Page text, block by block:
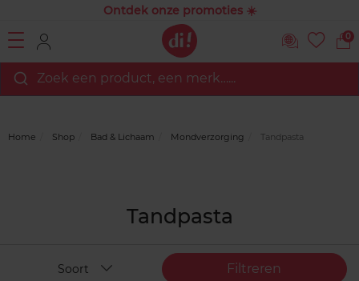
Ontdek onze promoties ☀️
0
Zoek een product, een merk…...
Home Shop Bad & Lichaam Mondverzorging Tandpasta
Tandpasta
Filtreren
Soort